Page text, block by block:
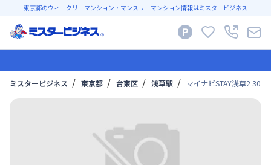
東京都のウィークリーマンション・マンスリーマンション情報はミスタービジネス
ミスタービジネス 東京都 台東区 浅草駅 マイナビSTAY浅草2 302